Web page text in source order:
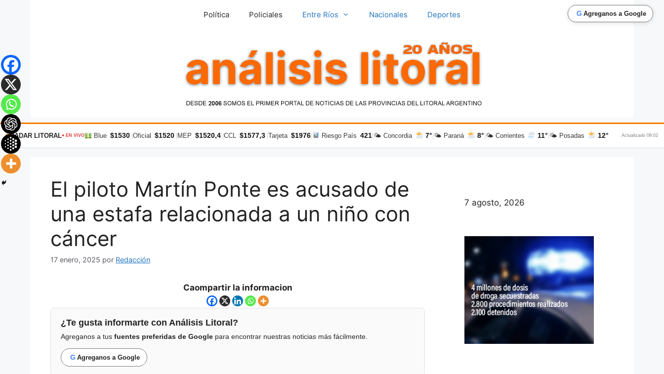
G Agreganos a Google
Política Policiales Entre Ríos Nacionales Deportes
RADAR LITORAL● EN VIVO Blue $1530 Oficial $1520 MEP $1520,4 CCL $1577,3 Tarjeta $1976| Riesgo País 421| 🌤 Concordia 7° 🌤 Paraná 8° 🌤 Corrientes 11° 🌤 Posadas 12° Actualizado 09:02
El piloto Martín Ponte es acusado de
una estafa relacionada a un niño con
cáncer
17 enero, 2025 por Redacción
Caompartir la informacion
¿Te gusta informarte con Análisis Litoral?
Agreganos a tus fuentes preferidas de Google para encontrar nuestras noticias más fácilmente.
G Agreganos a Google
7 agosto, 2026